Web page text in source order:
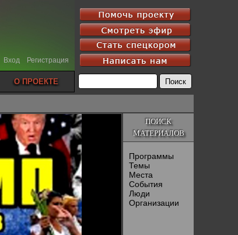
Вход Регистрация
О ПРОЕКТЕ
ПОИСК
МАТЕРИАЛОВ
Программы
Темы
Места
События
Люди
Организации